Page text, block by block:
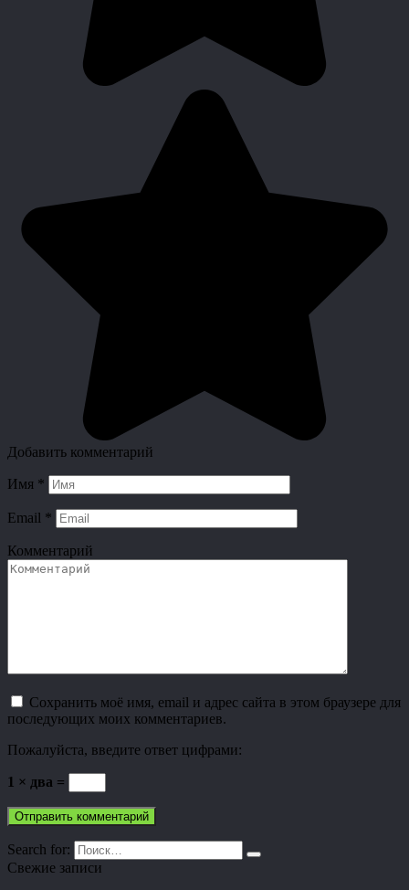
Добавить комментарий
Имя *
Email *
Комментарий
Сохранить моё имя, email и адрес сайта в этом браузере для
последующих моих комментариев.
Пожалуйста, введите ответ цифрами:
1 × два =
Search for:
Свежие записи